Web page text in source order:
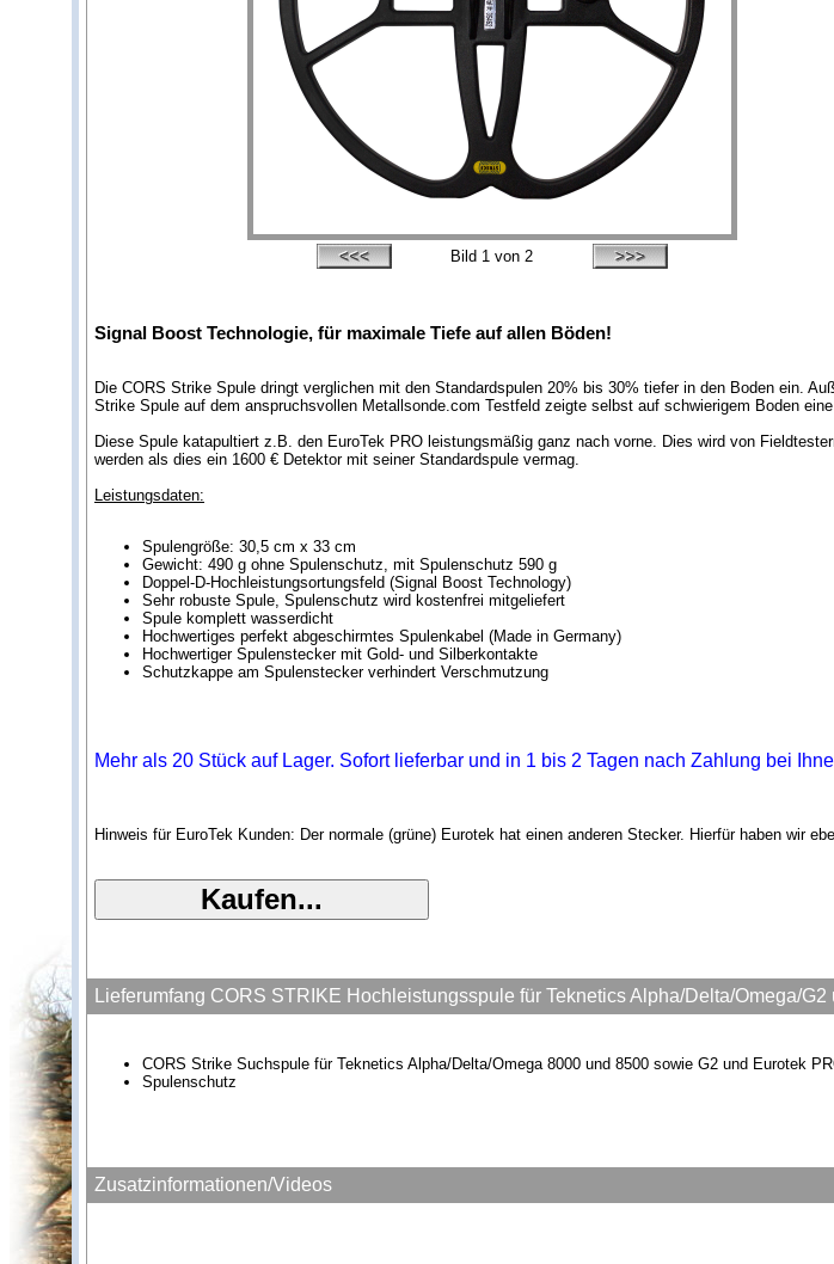
Bild 1 von 2
Signal Boost Technologie, für maximale Tiefe auf allen Böden!
Die CORS Strike Spule dringt verglichen mit den Standardspulen 20% bis 30% tiefer in den Boden ein.
Strike Spule auf dem anspruchsvollen Metallsonde.com Testfeld zeigte selbst auf schwierigem Boden
Diese Spule katapultiert z.B. den EuroTek PRO leistungsmäßig ganz nach vorne. Dies wird von
werden als dies ein 1600 € Detektor mit seiner Standardspule vermag.
Leistungsdaten:
Spulengröße: 30,5 cm x 33 cm
Gewicht: 490 g ohne Spulenschutz, mit Spulenschutz 590 g
Doppel-D-Hochleistungsortungsfeld (Signal Boost Technology)
Sehr robuste Spule, Spulenschutz wird kostenfrei mitgeliefert
Spule komplett wasserdicht
Hochwertiges perfekt abgeschirmtes Spulenkabel (Made in Germany)
Hochwertiger Spulenstecker mit Gold- und Silberkontakte
Schutzkappe am Spulenstecker verhindert Verschmutzung
Mehr als 20 Stück auf Lager. Sofort lieferbar und in 1 bis 2 Tagen nach Zahlung bei
Hinweis für EuroTek Kunden: Der normale (grüne) Eurotek hat einen anderen Stecker. Hierfür haben wir
Lieferumfang CORS STRIKE Hochleistungsspule für Teknetics Alpha/Delta/Omega/
CORS Strike Suchspule für Teknetics Alpha/Delta/Omega 8000 und 8500 sowie G2 und Eurotek
Spulenschutz
Zusatzinformationen/Videos